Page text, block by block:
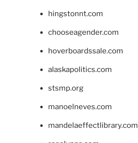
hingstonnt.com
chooseagender.com
hoverboardssale.com
alaskapolitics.com
stsmp.org
manoelneves.com
mandelaeffectlibrary.com